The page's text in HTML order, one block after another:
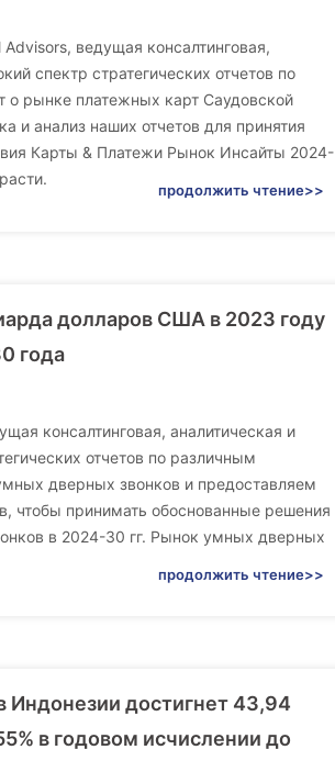
ведущая консалтинговая,
спектр стратегических отчетов по
о рынке платежных карт Саудовской
и анализ наших отчетов для принятия
Карты & Платежи Рынок Инсайты 2024-
продолжить чтение>>
долларов США в 2023 году
года
консалтинговая, аналитическая и
отчетов по различным
дверных звонков и предоставляем
чтобы принимать обоснованные решения
в 2024-30 гг. Рынок умных дверных
продолжить чтение>>
Индонезии достигнет 43,94
в годовом исчислении до